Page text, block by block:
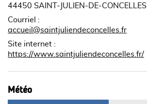
44450 SAINT-JULIEN-DE-CONCELLES
Courriel
:
accueil@saintjuliendeconcelles.fr
Site internet :
https://www.saintjuliendeconcelles.fr/
Météo